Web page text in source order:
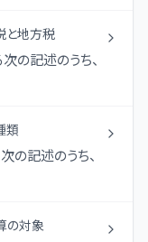
と地方税
の記述のうち、
類
の記述のうち、
の対象